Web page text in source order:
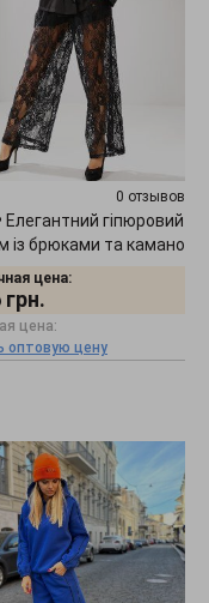
0 отзывов
Елегантний гіпюровий
із брюками та камано
цена:
грн.
цена:
оптовую цену